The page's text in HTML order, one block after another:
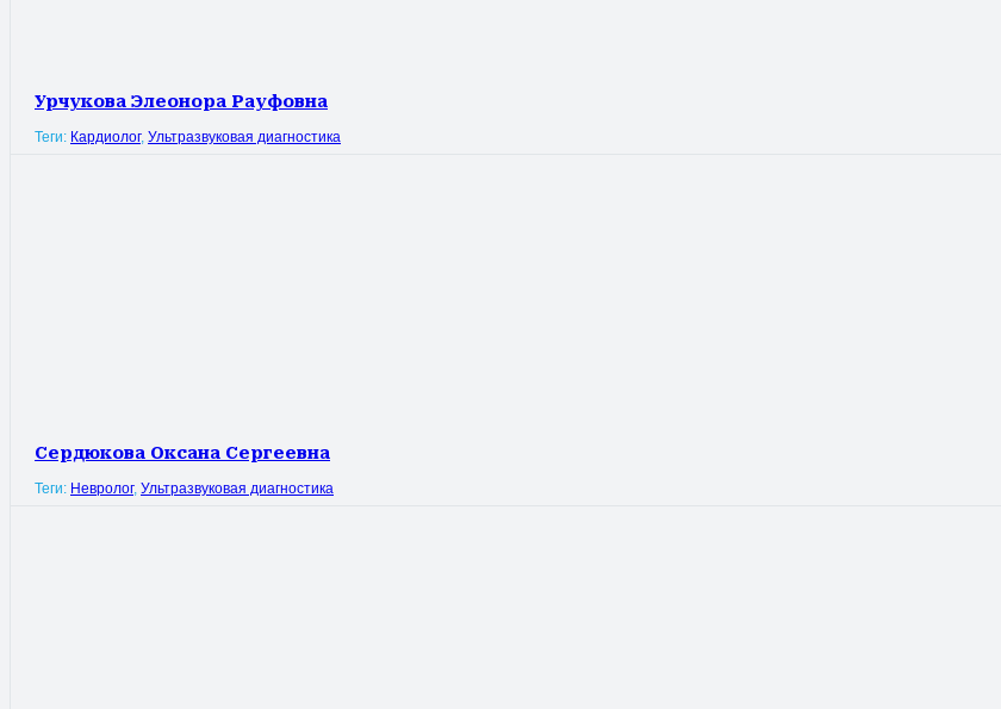
Урчукова Элеонора Рауфовна
Теги: Кардиолог, Ультразвуковая диагностика
Сердюкова Оксана Сергеевна
Теги: Невролог, Ультразвуковая диагностика